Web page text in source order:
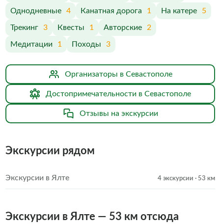
Однодневные 4 Канатная дорога 1 На катере 5
Трекинг 3 Квесты 1 Авторские 2
Медитации 1 Походы 3
Организаторы в Севастополе
Достопримечательности в Севастополе
Отзывы на экскурсии
Экскурсии рядом
Экскурсии в Ялте 4 экскурсии · 53 км
Экскурсии в Ялте — 53 км отсюда